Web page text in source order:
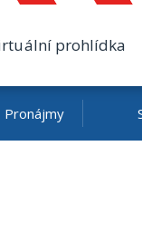
prohlídka
Pronájmy